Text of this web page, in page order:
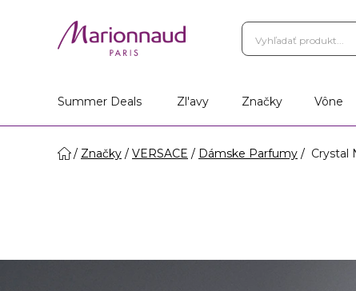
Summer Deals Zl'avy Značky Vône
Značky VERSACE Dámske Parfumy Crystal